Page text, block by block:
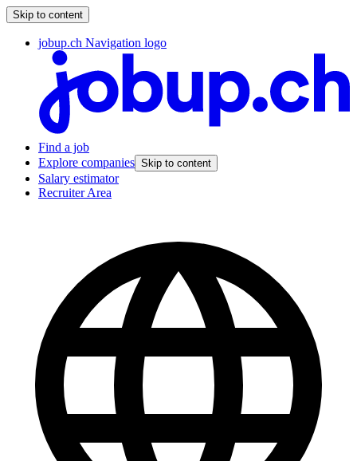
Skip to content
jobup.ch Navigation logo
Find a job
Explore companies Skip to content
Salary estimator
Recruiter Area